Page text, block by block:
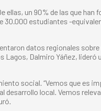
ellas, un 90% de las que
estudiantes -
datos regionales
Dalmiro Yáñez,
social. “Vemos que es
local. Vemos